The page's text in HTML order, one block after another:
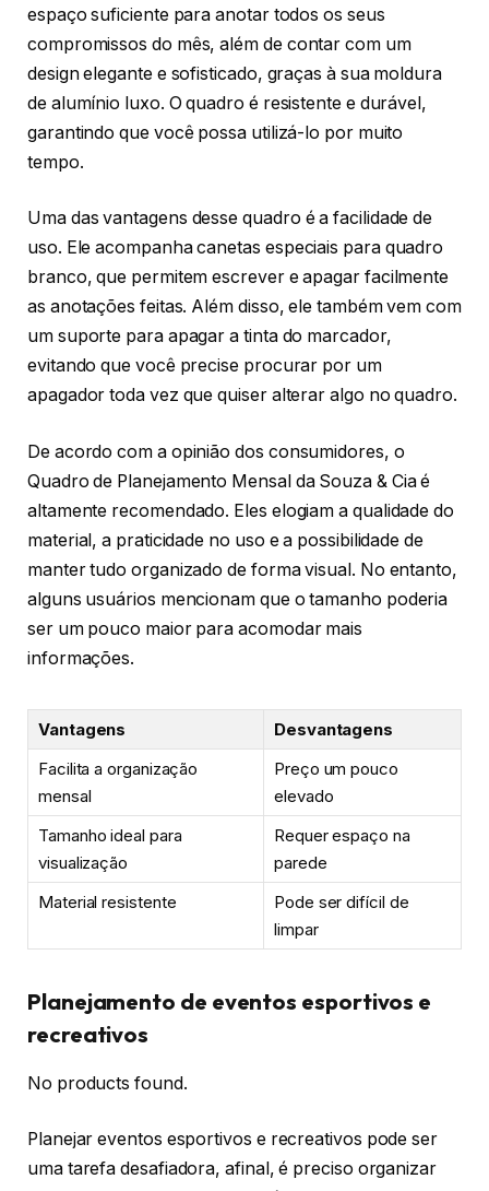
espaço suficiente para anotar todos os seus
compromissos do mês, além de contar com um
design elegante e sofisticado, graças à sua moldura
de alumínio luxo. O quadro é resistente e durável,
garantindo que você possa utilizá-lo por muito
tempo.
Uma das vantagens desse quadro é a facilidade de
uso. Ele acompanha canetas especiais para quadro
branco, que permitem escrever e apagar facilmente
as anotações feitas. Além disso, ele também vem com
um suporte para apagar a tinta do marcador,
evitando que você precise procurar por um
apagador toda vez que quiser alterar algo no quadro.
De acordo com a opinião dos consumidores, o
Quadro de Planejamento Mensal da Souza & Cia é
altamente recomendado. Eles elogiam a qualidade do
material, a praticidade no uso e a possibilidade de
manter tudo organizado de forma visual. No entanto,
alguns usuários mencionam que o tamanho poderia
ser um pouco maior para acomodar mais
informações.
Vantagens
Desvantagens
Facilita a organização
mensal
Preço um pouco
elevado
Tamanho ideal para
visualização
Requer espaço na
parede
Material resistente
Pode ser difícil de
limpar
Planejamento de eventos esportivos e
recreativos
No products found.
Planejar eventos esportivos e recreativos pode ser
uma tarefa desafiadora, afinal, é preciso organizar